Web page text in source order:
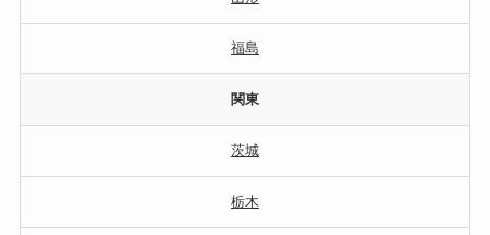
福島
関東
茨城
栃木